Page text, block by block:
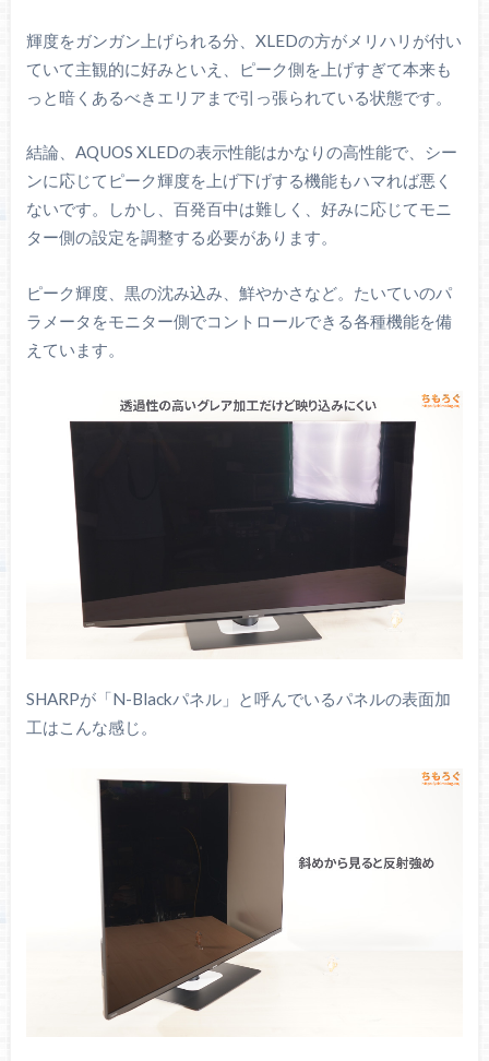
輝度をガンガン上げられる分、XLEDの方がメリハリが付い
ていて主観的に好みといえ、ピーク側を上げすぎて本来も
っと暗くあるべきエリアまで引っ張られている状態です。
結論、AQUOS XLEDの表示性能はかなりの高性能で、シー
ンに応じてピーク輝度を上げ下げする機能もハマれば悪く
ないです。しかし、百発百中は難しく、好みに応じてモニ
ター側の設定を調整する必要があります。
ピーク輝度、黒の沈み込み、鮮やかさなど。たいていのパ
ラメータをモニター側でコントロールできる各種機能を備
えています。
SHARPが「N-Blackパネル」と呼んでいるパネルの表面加
工はこんな感じ。